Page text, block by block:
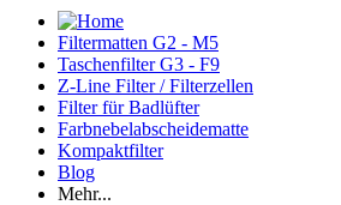
Filtermatten G2 - M5
Taschenfilter G3 - F9
Z-Line Filter / Filterzellen
Filter für Badlüfter
Farbnebelabscheidematte
Kompaktfilter
Blog
Mehr...